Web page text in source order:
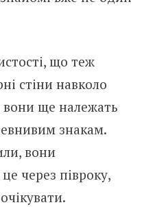
що теж
стіни навколо
ще належать
знакам.
вони
через півроку,